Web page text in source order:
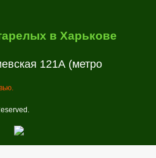
в Харькове
121А (метро